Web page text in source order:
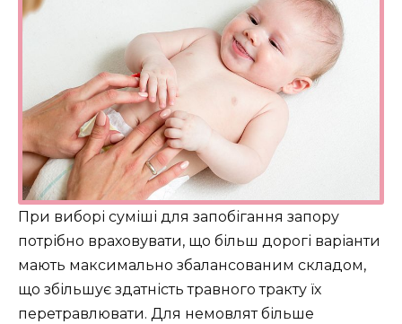
При виборі суміші для запобігання запору
потрібно враховувати, що більш дорогі варіанти
мають максимально збалансованим складом,
що збільшує здатність травного тракту їх
перетравлювати. Для немовлят більше